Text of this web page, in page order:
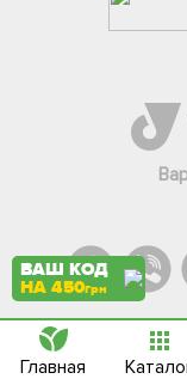
ВАШ КОД
НА 450грн
Главная